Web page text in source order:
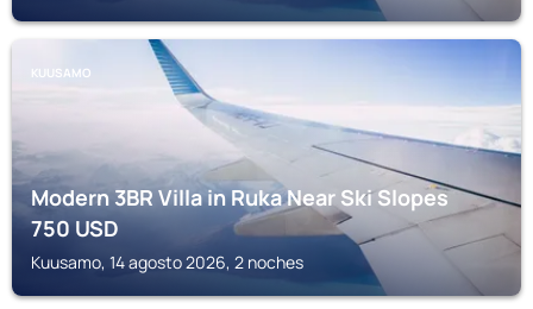
KUUSAMO
Modern 3BR Villa in Ruka Near Ski Slopes
750USD
Kuusamo, 14 agosto 2026, 2 noches